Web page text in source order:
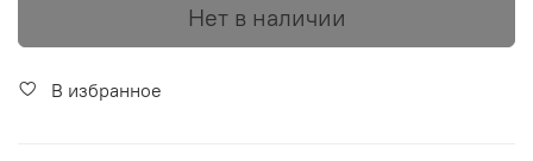
Нет в наличии
В избранное